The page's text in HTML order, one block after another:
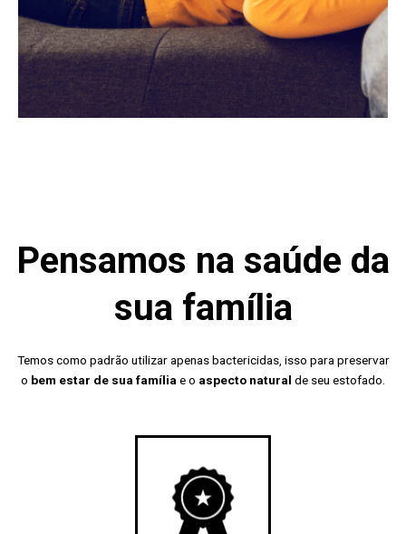
Pensamos na saúde da
sua família
Temos como padrão utilizar apenas bactericidas, isso para preservar
o bem estar de sua família e o aspecto natural de seu estofado.